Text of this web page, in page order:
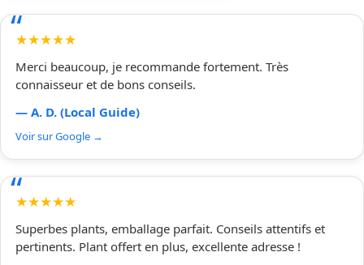
★★★★★
Merci beaucoup, je recommande fortement. Très
connaisseur et de bons conseils.
— A. D. (Local Guide)
Voir sur Google →
★★★★★
Superbes plants, emballage parfait. Conseils attentifs et
pertinents. Plant offert en plus, excellente adresse !